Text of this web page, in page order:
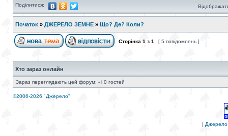
Поділитися:
Початок » ДЖЕРЕЛО ЗЕМНЕ » Що? Де? Коли?
Сторінка 1 з 1 [ 5 повідомлень ]
Хто зараз онлайн
Зараз переглядають цей форум: - і 0 гостей
©2006-2026 "Джерело"
| Джерело